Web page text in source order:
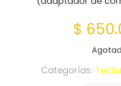
$
Categorías: